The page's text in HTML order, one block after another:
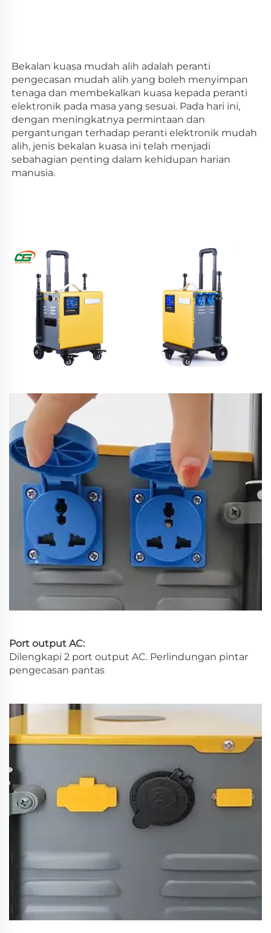
Bekalan kuasa mudah alih adalah peranti
pengecasan mudah alih yang boleh menyimpan
tenaga dan membekalkan kuasa kepada peranti
elektronik pada masa yang sesuai. Pada hari ini,
dengan meningkatnya permintaan dan
pergantungan terhadap peranti elektronik mudah
alih, jenis bekalan kuasa ini telah menjadi
sebahagian penting dalam kehidupan harian
manusia.
Port output AC:
Dilengkapi 2 port output AC. Perlindungan pintar
pengecasan pantas